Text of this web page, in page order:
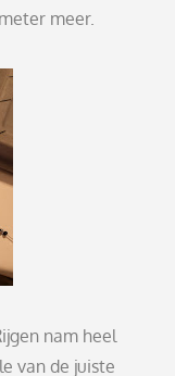
meer.
nam heel
van de juiste